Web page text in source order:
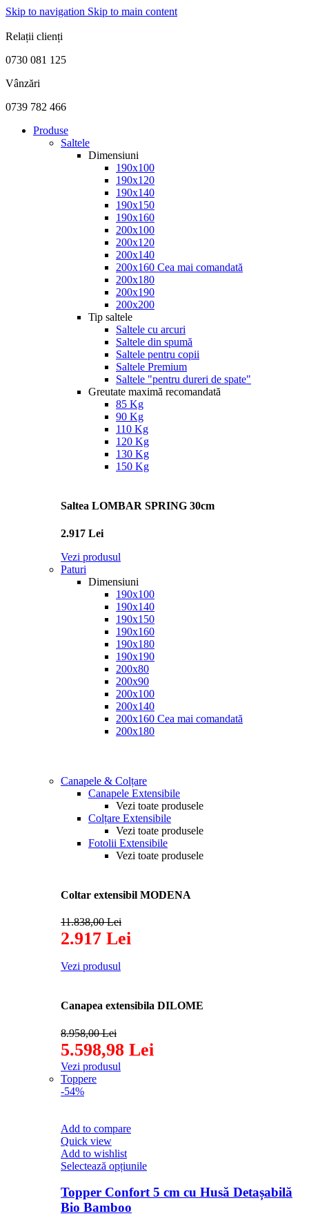
Skip to navigation Skip to main content
Relații clienți
0730 081 125
Vânzări
0739 782 466
Produse
Saltele
Dimensiuni
190x100
190x120
190x140
190x150
190x160
200x100
200x120
200x140
200x160 Cea mai comandată
200x180
200x190
200x200
Tip saltele
Saltele cu arcuri
Saltele din spumă
Saltele pentru copii
Saltele Premium
Saltele "pentru dureri de spate"
Greutate maximă recomandată
85 Kg
90 Kg
110 Kg
120 Kg
130 Kg
150 Kg
Saltea LOMBAR SPRING 30cm
2.917 Lei
Vezi produsul
Paturi
Dimensiuni
190x100
190x140
190x150
190x160
190x180
190x190
200x80
200x90
200x100
200x140
200x160 Cea mai comandată
200x180
Canapele & Colțare
Canapele Extensibile
Vezi toate produsele
Colțare Extensibile
Vezi toate produsele
Fotolii Extensibile
Vezi toate produsele
Coltar extensibil MODENA
11.838,00 Lei
2.917 Lei
Vezi produsul
Canapea extensibila DILOME
8.958,00 Lei
5.598,98 Lei
Vezi produsul
Toppere
-54%
Add to compare
Quick view
Add to wishlist
Selectează opțiunileAcest
are
Topper Confort 5 cm cu Husă Detașabilă
Bio Bamboo